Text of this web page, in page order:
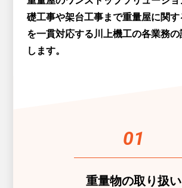
礎工事や架台工事まで重量屋に関
を一貫対応する 川上機工の各業務
します。
01
重量物の取り扱い